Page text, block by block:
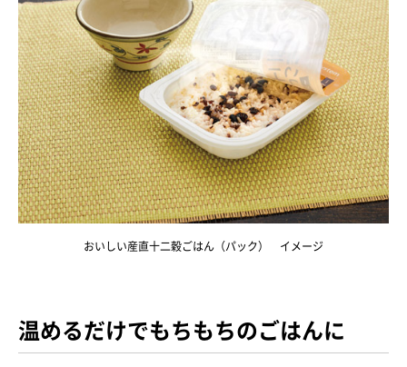
おいしい産直十二穀ごはん（パック） イメージ
温めるだけでもちもちのごはんに